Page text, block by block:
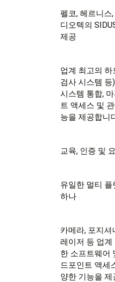
펠코, 헤르니스,
디오텍의
제공
업계 최고의
검사 시스템
시스템 통합,
트 액세스 및
능을 제공합니
교육, 인증 및
유일한 멀티
하나
카메라, 포지셔
레이저 등 업
한 소프트웨어
드포인트 액세
양한 기능을 제